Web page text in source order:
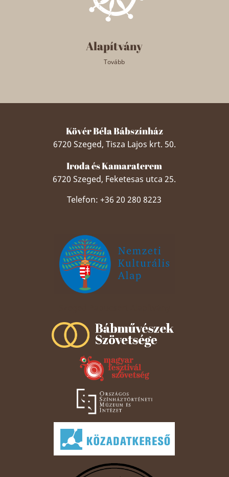
Alapítvány
Tovább
Kövér Béla Bábszínház
6720 Szeged, Tisza Lajos krt. 50.
Iroda és Kamaraterem
6720 Szeged, Feketesas utca 25.
Telefon: +36 20 280 8223